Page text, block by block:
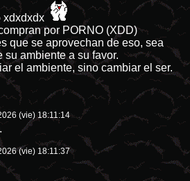
xdxdxdx
por PORNO (XDD)
que se aprovechan de eso, sea
su ambiente a su favor.
el ambiente, sino cambiar el ser.
(vie) 18:11:14
(vie) 18:11:37